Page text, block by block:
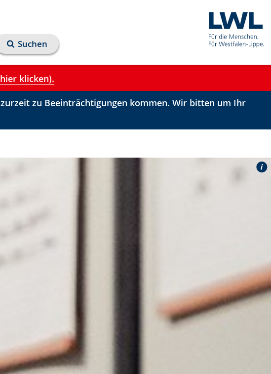
Suchen
klicken).
zu Beeinträchtigungen kommen. Wir bitten um Ihr